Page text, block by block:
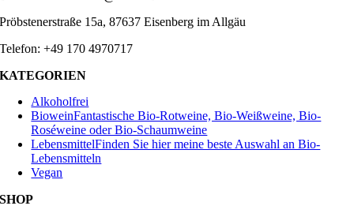
Pröbstenerstraße 15a, 87637 Eisenberg im Allgäu
Telefon: +49 170 4970717
KATEGORIEN
Alkoholfrei
BioweinFantastische Bio-Rotweine, Bio-Weißweine, Bio-
Roséweine oder Bio-Schaumweine
LebensmittelFinden Sie hier meine beste Auswahl an Bio-
Lebensmitteln
Vegan
SHOP